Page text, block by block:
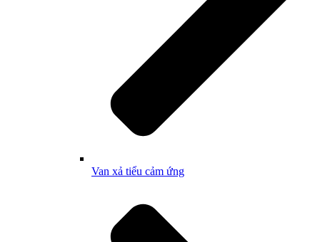
Van xả tiểu cảm ứng